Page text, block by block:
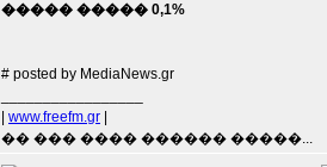
����� ����� 0,1%
# posted by MediaNews.gr
www.freefm.gr
�� ��� ���� ������ �����...